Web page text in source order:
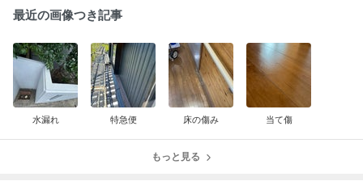
最近の画像つき記事
水漏れ 特急便 床の傷み 当て傷
もっと見る